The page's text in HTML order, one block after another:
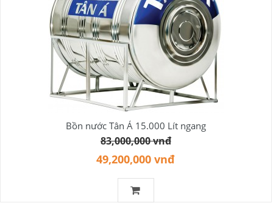
Bồn nước Tân Á 15.000 Lít ngang
83,000,000 vnđ
49,200,000 vnđ